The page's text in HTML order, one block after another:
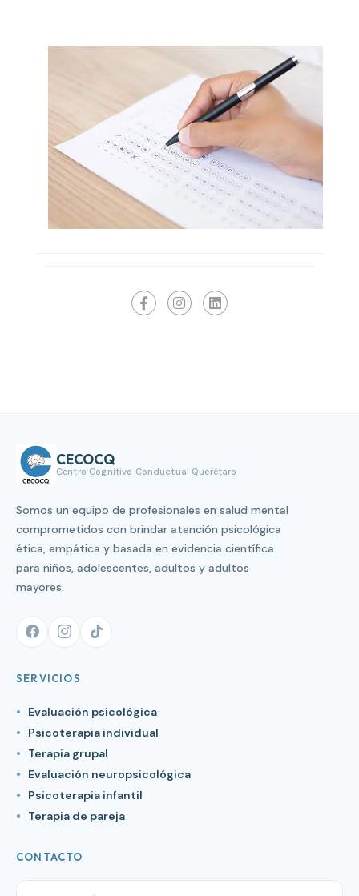
CECOCQ
Centro Cognitivo Conductual Querétaro
Somos un equipo de profesionales en salud mental
comprometidos con brindar atención psicológica
ética, empática y basada en evidencia científica
para niños, adolescentes, adultos y adultos
mayores.
SERVICIOS
Evaluación psicológica
Psicoterapia individual
Terapia grupal
Evaluación neuropsicológica
Psicoterapia infantil
Terapia de pareja
CONTACTO